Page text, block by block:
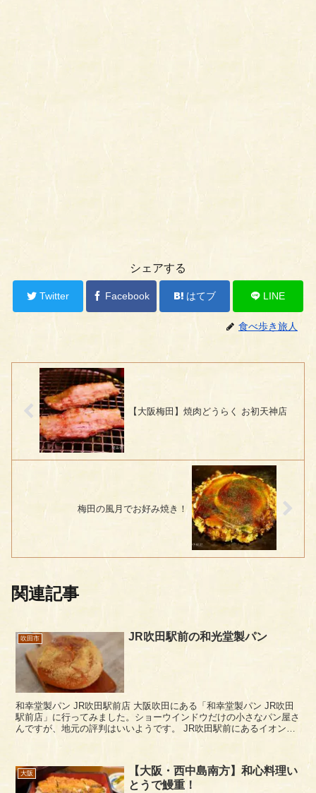
シェアする
Twitter Facebook はてブ LINE
食べ歩き旅人
【大阪梅田】焼肉どうらく お初天神店
梅田の風月でお好み焼き！
関連記事
吹田市 JR吹田駅前の和光堂製パン
和幸堂製パン JR吹田駅前店 大阪吹田にある「和幸堂製パン JR吹田
駅前店」に行ってみました。ショーウインドウだけの小さなパン屋さ
んですが、地元の評判はいいようです。 JR吹田駅前にあるイオンの
大阪
【大阪・西中島南方】和心料理い
とうで鰻重！